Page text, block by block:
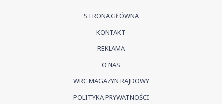
STRONA GŁÓWNA
KONTAKT
REKLAMA
O NAS
WRC MAGAZYN RAJDOWY
POLITYKA PRYWATNOŚCI